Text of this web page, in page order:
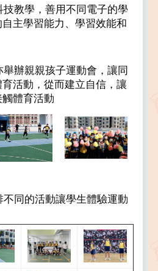
教學，善用不同電子的學
主學習能力、學習效能和
辦親親孩子運動會，讓同
活動，從而建立自信，讓
體育活動
同的活動讓學生體驗運動